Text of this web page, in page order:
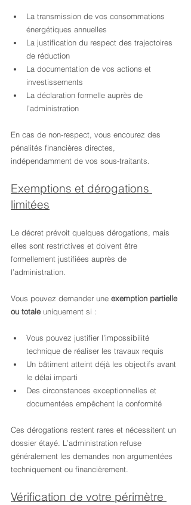
La transmission de vos consommations
énergétiques annuelles
La justification du respect des trajectoires
de réduction
La documentation de vos actions et
investissements
La déclaration formelle auprès de
l’administration
En cas de non-respect, vous encourez des
pénalités financières directes,
indépendamment de vos sous-traitants.
Exemptions et dérogations
limitées
Le décret prévoit quelques dérogations, mais
elles sont restrictives et doivent être
formellement justifiées auprès de
l’administration.
Vous pouvez demander une exemption partielle
ou totale uniquement si :
Vous pouvez justifier l’impossibilité
technique de réaliser les travaux requis
Un bâtiment atteint déjà les objectifs avant
le délai imparti
Des circonstances exceptionnelles et
documentées empêchent la conformité
Ces dérogations restent rares et nécessitent un
dossier étayé. L’administration refuse
généralement les demandes non argumentées
techniquement ou financièrement.
Vérification de votre périmètre